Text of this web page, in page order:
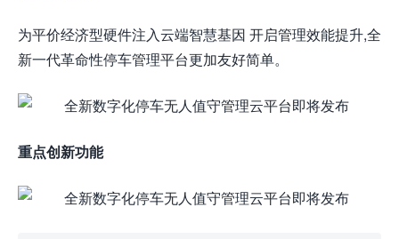
为平价经济型硬件注入云端智慧基因 开启管理效能提升,全
新一代革命性停车管理平台更加友好简单。
重点创新功能